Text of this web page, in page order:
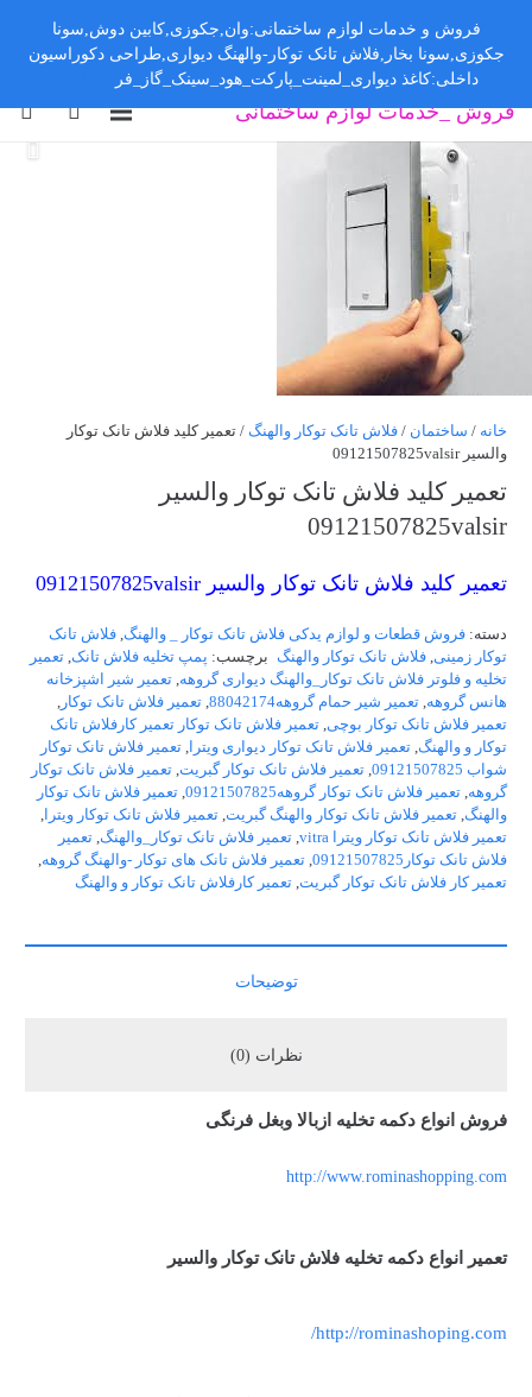
فروش _خدمات لوازم ساختمانی
خانه / ساختمان / فلاش تانک توکار والهنگ / تعمیر کلید فلاش تانک توکار
والسیر 09121507825valsir
تعمیر کلید فلاش تانک توکار والسیر
09121507825valsir
تعمیر کلید فلاش تانک توکار والسیر 09121507825valsir
دسته: فروش قطعات و لوازم یدکی فلاش تانک توکار _ والهنگ, فلاش تانک
توکار زمینی, فلاش تانک توکار والهنگ برچسب: پمپ تخلیه فلاش تانک,تعمیر
تخلیه و فلوتر فلاش تانک توکار_والهنگ دیواری گروهه, تعمیر شیر اشپزخانه
هانس گروهه, تعمیر شیر حمام گروهه88042174 , تعمیر فلاش تانک توکار ,
تعمیر فلاش تانک توکار بوچی, تعمیر فلاش تانک توکار تعمیر کارفلاش تانک
توکار و والهنگ, تعمیر فلاش تانک توکار دیواری ویترا , تعمیر فلاش تانک توکار
شواب 09121507825
, تعمیر فلاش تانک توکار گبریت, تعمیر فلاش تانک توکار
گروهه, تعمیر فلاش تانک توکار گروهه09121507825 , تعمیر فلاش تانک توکار
والهنگ, تعمیر فلاش تانک توکار والهنگ گبریت, تعمیر فلاش تانک توکار ویترا ,
تعمیر فلاش تانک توکار ویترا vitra
, تعمیر فلاش تانک توکار_والهنگ, تعمیر
فلاش تانک توکار09121507825
, تعمیر فلاش تانک های توکار -والهنگ گروهه,
تعمیر کار فلاش تانک توکار گبریت, تعمیر کارفلاش تانک توکار و والهنگ
توضیحات
نظرات (0)
فروش انواع دکمه تخلیه ازبالا وبغل فرنگی
http://www.rominashopping.com
تعمیر انواع دکمه تخلیه فلاش تانک توکار والسیر
http://rominashoping.com/
فروش و خدمات لوازم ساختمانی:وان,جکوزی,کابین دوش,سونا
جکوزی,سونا بخار,فلاش تانک توکار-والهنگ دیواری,طراحی دکوراسیون
داخلی:کاغذ دیواری_لمینت_پارکت_هود_سینک_گاز_فر